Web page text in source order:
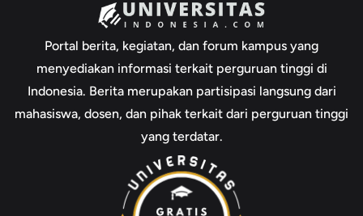
Portal berita, kegiatan, dan forum kampus yang
menyediakan informasi terkait perguruan tinggi di
Indonesia. Berita merupakan partisipasi langsung dari
mahasiswa, dosen, dan pihak terkait dari perguruan tinggi
yang terdatar.